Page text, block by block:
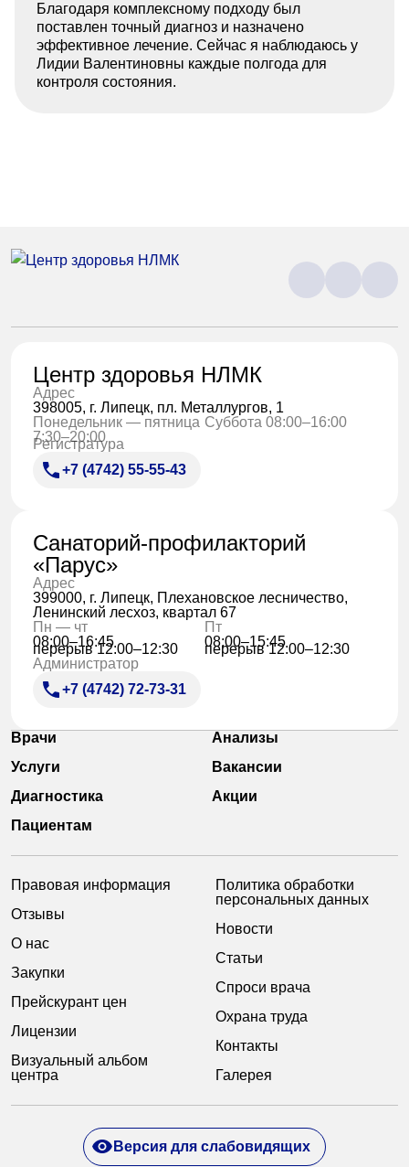
Благодаря комплексному подходу был
поставлен точный диагноз и назначено
эффективное лечение. Сейчас я наблюдаюсь у
Лидии Валентиновны каждые полгода для
контроля состояния.
Центр здоровья НЛМК
Адрес
398005, г. Липецк, пл. Металлургов, 1
Понедельник — пятница
7:30–20:00
Суббота 08:00–16:00
Регистратура
+7 (4742) 55-55-43
Санаторий-профилакторий
«Парус»
Адрес
399000, г. Липецк, Плехановское лесничество,
Ленинский лесхоз, квартал 67
Пн — чт
08:00–16:45
перерыв 12:00–12:30
Пт
08:00–15:45
перерыв 12:00–12:30
Администратор
+7 (4742) 72-73-31
Врачи
Анализы
Услуги
Вакансии
Диагностика
Акции
Пациентам
Правовая информация
Отзывы
О нас
Закупки
Прейскурант цен
Лицензии
Визуальный альбом
центра
Политика обработки
персональных данных
Новости
Статьи
Спроси врача
Охрана труда
Контакты
Галерея
Версия для слабовидящих